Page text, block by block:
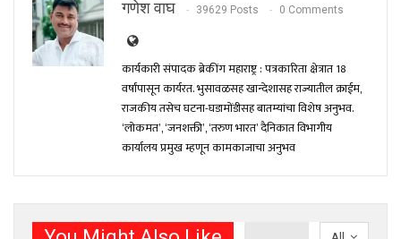
गणेश वाघ 39629 Posts 0 Comments
कार्यकारी संपादक ब्रेकींग महाराष्ट्र : पत्रकारिता क्षेत्रात 18
वर्षांपासून कार्यरत. भुसावळसह खान्देशासह राज्यातील क्राईम,
राजकीय तसेच घटना-घडामोंडीसह बातम्यांचा विशेष अनुभव.
‘लोकमत’, ‘जनशक्ती’, ‘तरुण भारत’ दैनिकात विभागीय
कार्यालय प्रमुख म्हणून कामकाजाचा अनुभव